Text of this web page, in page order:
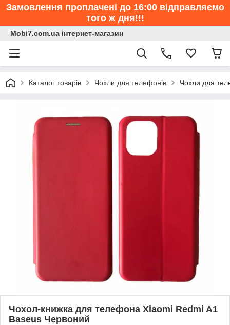
Замовлення проплачені до 16:00 відправляємо
того ж дня!!!
Mobi7.com.ua інтернет-магазин
Каталог товарів Чохли для телефонів Чохли для
Чохол-книжка для телефона Xiaomi Redmi A1
Baseus Червоний